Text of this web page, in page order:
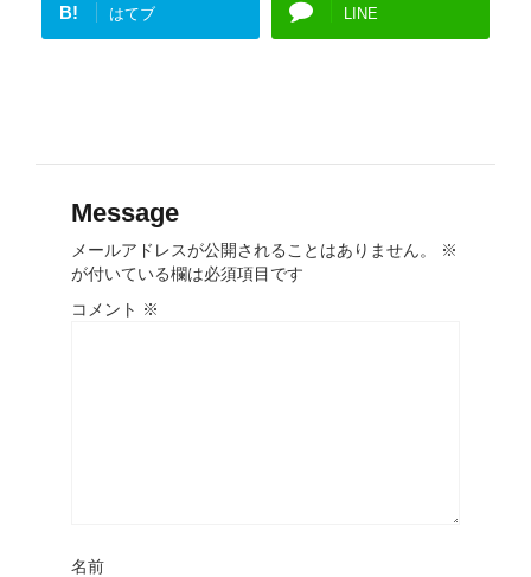
B! はてブ LINE
Message
メールアドレスが公開されることはありません。
※
が付いている欄は必須項目です
コメント ※
名前